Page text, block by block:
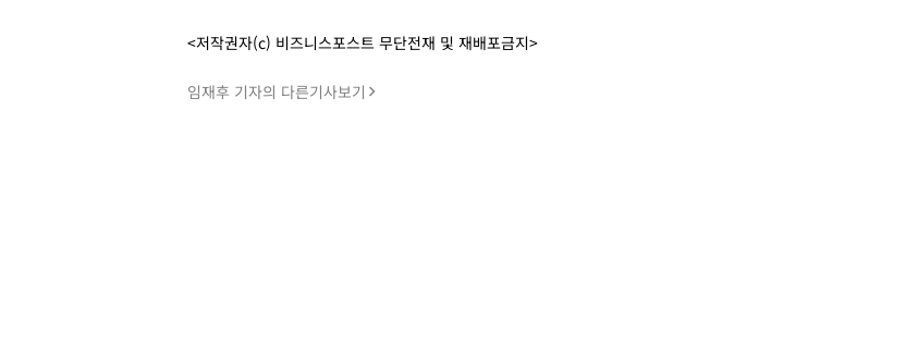
<저작권자(c) 비즈니스포스트 무단전재 및 재배포금지>
임재후 기자의 다른기사보기